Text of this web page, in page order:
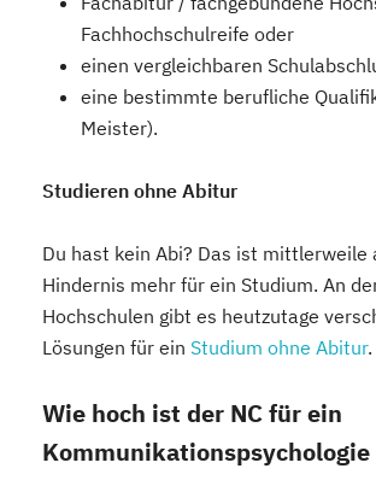
Fachhochschulreife oder
einen vergleichbaren
eine bestimmte berufliche
Meister).
Studieren ohne Abitur
Du hast kein Abi? Das ist mittlerweile
Hindernis mehr für ein Studium. An
Hochschulen gibt es heutzutage
Lösungen für ein Studium ohne Abitur.
Wie hoch ist der NC für ein